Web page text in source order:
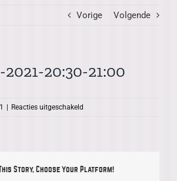
Vorige Volgende
2021-20:30-21:00
| Reacties uitgeschakeld
20:30-
Story, Choose Your Platform!